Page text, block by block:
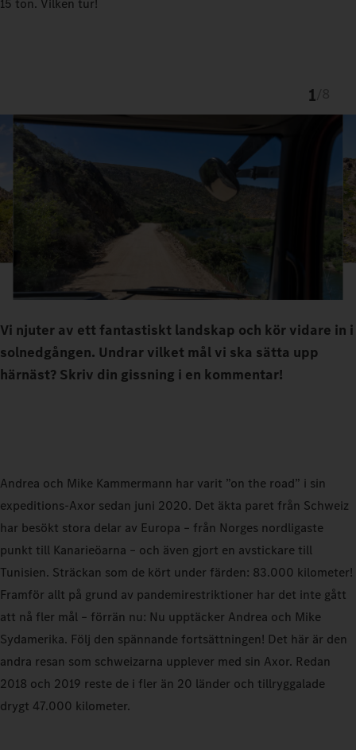
15 ton. Vilken tur!
1
Vi njuter av ett fantastiskt landskap och kör vidare in i
solnedgången. Undrar vilket mål vi ska sätta upp
härnäst? Skriv din gissning i en kommentar!
Andrea och Mike Kammermann har varit ”on the road” i sin
expeditions-Axor sedan juni 2020. Det äkta paret från Schweiz
har besökt stora delar av Europa – från Norges nordligaste
punkt till Kanarieöarna – och även gjort en avstickare till
Tunisien. Sträckan som de kört under färden: 83.000 kilometer!
Framför allt på grund av pandemirestriktioner har det inte gått
att nå fler mål – förrän nu: Nu upptäcker Andrea och Mike
Sydamerika. Följ den spännande fortsättningen! Det här är den
andra resan som schweizarna upplever med sin Axor. Redan
2018 och 2019 reste de i fler än 20 länder och tillryggalade
drygt 47.000 kilometer.